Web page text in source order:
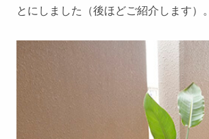
とにしました（後ほどご紹介します）。